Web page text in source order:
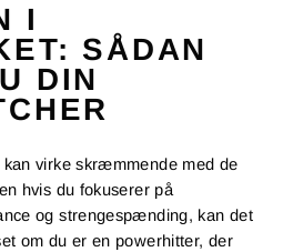
I
SÅDAN
DIN
virke skræmmende med de
hvis du fokuserer på
og strengespænding, kan det
om du er en powerhitter, der